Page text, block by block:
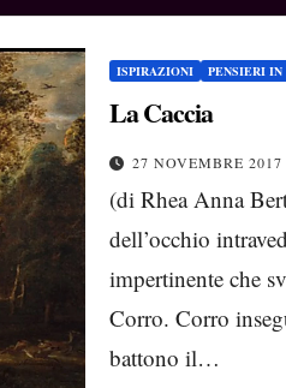
ISPIRAZIONI PENSIERI
La Caccia
27 NOVEMBRE 2017
(di Rhea Anna
dell’occhio
impertinente che
Corro. Corro
battono il…